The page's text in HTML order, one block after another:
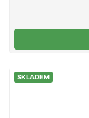
Ramena jsou
transportní
barvu dna a je
neviditelná.
SKLADEM